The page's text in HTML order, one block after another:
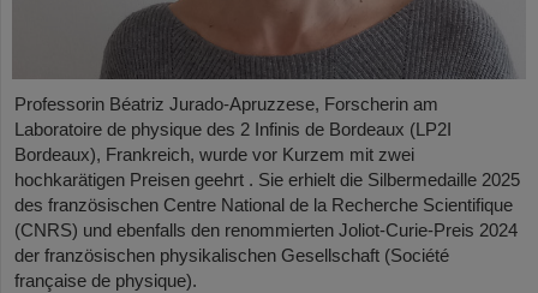
Professorin Béatriz Jurado-Apruzzese, Forscherin am
Laboratoire de physique des 2 Infinis de Bordeaux (LP2I
Bordeaux), Frankreich, wurde vor Kurzem mit zwei
hochkarätigen Preisen geehrt . Sie erhielt die Silbermedaille 2025
des französischen Centre National de la Recherche Scientifique
(CNRS) und ebenfalls den renommierten Joliot-Curie-Preis 2024
der französischen physikalischen Gesellschaft (Société
française de physique).